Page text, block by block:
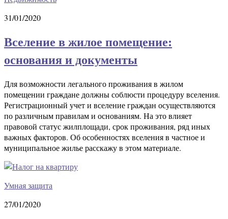
31/01/2020
Вселение в жилое помещение:
основания и документы
Для возможности легального проживания в жилом
помещении граждане должны соблюсти процедуру вселения.
Регистрационный учет и вселение граждан осуществляются
по различным правилам и основаниям. На это влияет
правовой статус жилплощади, срок проживания, ряд иных
важных факторов. Об особенностях вселения в частное и
муниципальное жилье расскажу в этом материале.
Умная защита
27/01/2020